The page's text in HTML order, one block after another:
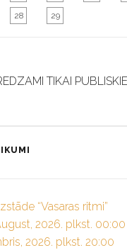
28 29
TIKAI
“Vasaras ritmi”
2026. plkst. 00:00
2026. plkst. 20:00